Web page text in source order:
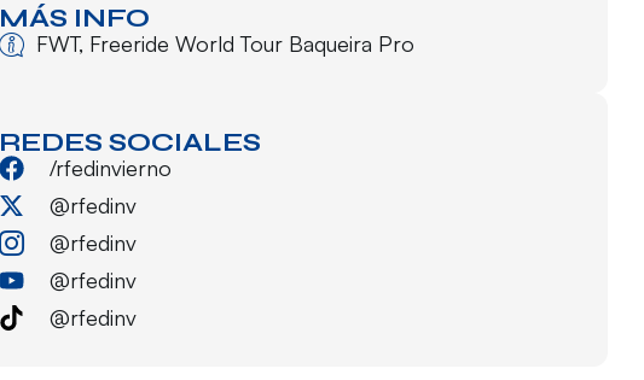
MÁS INFO
FWT, Freeride World Tour Baqueira Pro
REDES SOCIALES
/rfedinvierno
@rfedinv
@rfedinv
@rfedinv
@rfedinv